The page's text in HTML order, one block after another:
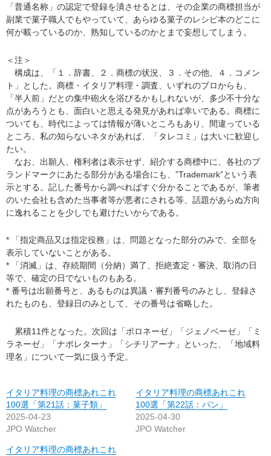
「普通名称」の認定で登録を潰させるとは、その企業の商標担当が
副業で菓子職人でもやっていて、あらゆる菓子のレシピ本のどこに
何が載っているのか、熟知しているのかとまで妄想してしまう。
＜注＞
構成は、「１．辞書、２．商標の状況、３．その他、４．コメン
ト」とした。商標・イタリア料理・調査、いずれのプロからも、
「半人前」だとの集中砲火を浴びるかもしれないが、多少不十分な
点があろうとも、面白いと思える発見があれば幸いである。商標に
ついても、時代によっては情報が薄いところもあり、間違っている
ところ、私の知らないネタがあれば、「タレコミ」は大いに歓迎し
たい。
なお、出願人、権利者は表示せず、紹介する商標中に、各社のブ
ランドマークにあたる部分がある場合にも、”Trademark”という表
示とする。記した番号から調べればすぐ分かることであるが、筆者
のいた会社も含めた当事者等が悪者にされる等、話題があらぬ方向
に逸れることを少しでも避けたいからである。
* 「指定商品又は指定役務」は、問題となった部分のみで、全部を
表示していないことがある。
* 「消滅」は、存続期間（分納）満了、拒絶査定・審決、取消の日
等で、確定の日でないものもある。
* 番号は出願番号と、あるものは異議・審判番号のみとし、登録さ
れたものも、登録日のみとして、その番号は省略した。
累積11件となった。次回は「ボロネーゼ」「ジェノベーゼ」「ミ
ラネーゼ」「ナポレターナ」「シチリアーナ」といった、「地域料
理名」について一気に扱う予定。
イタリア料理の商標あれこれ
100選「第21話：菓子類」
2025-04-23
JPO Watcher
イタリア料理の商標あれこれ
100選「第22話：パン」
2025-04-30
JPO Watcher
イタリア料理の商標あれこれ